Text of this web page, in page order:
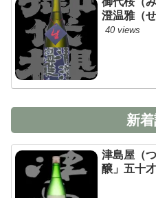
澄温雅（
40 views
新
津島屋（
醸」五十